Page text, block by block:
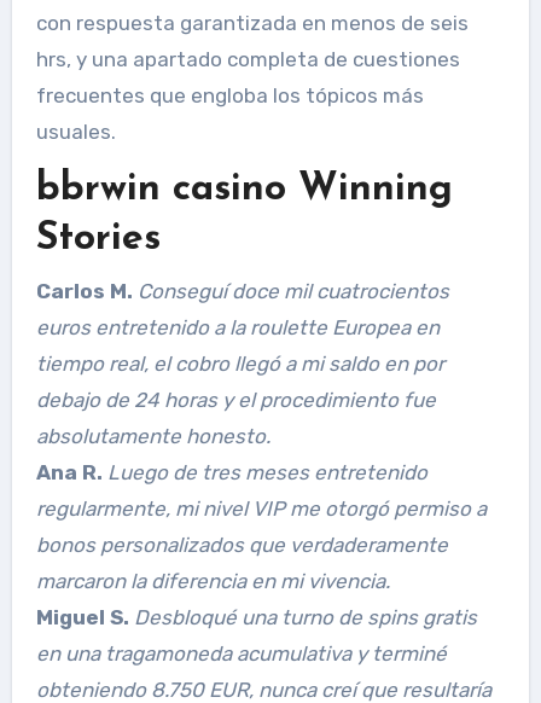
con respuesta garantizada en menos de seis
hrs, y una apartado completa de cuestiones
frecuentes que engloba los tópicos más
usuales.
bbrwin casino Winning
Stories
Carlos M. Conseguí doce mil cuatrocientos
euros entretenido a la roulette Europea en
tiempo real, el cobro llegó a mi saldo en por
debajo de 24 horas y el procedimiento fue
absolutamente honesto.
Ana R. Luego de tres meses entretenido
regularmente, mi nivel VIP me otorgó permiso a
bonos personalizados que verdaderamente
marcaron la diferencia en mi vivencia.
Miguel S. Desbloqué una turno de spins gratis
en una tragamoneda acumulativa y terminé
obteniendo 8.750 EUR, nunca creí que resultaría